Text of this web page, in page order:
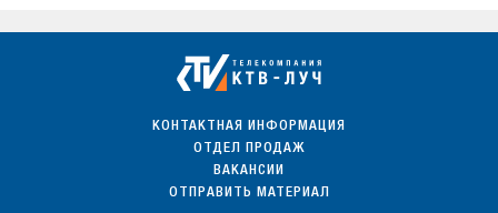
КОНТАКТНАЯ ИНФОРМАЦИЯ
ОТДЕЛ ПРОДАЖ
ВАКАНСИИ
ОТПРАВИТЬ МАТЕРИАЛ